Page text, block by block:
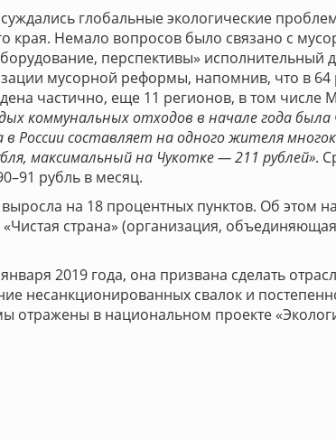
глобальные экологические
края. Немало вопросов было связано с
перспективы» исполнительный
мусорной реформы, напомнив, что в
частично, еще 11 регионов, в том числе
коммунальных отходов в начале года была
России составляет на одного жителя
максимальный на Чукотке — 211 рублей».
рубль в месяц.
на 18 процентных пунктов. Об этом
страна» (организация,
2019 года, она призвана сделать
несанкционированных свалок и
отражены в национальном проекте